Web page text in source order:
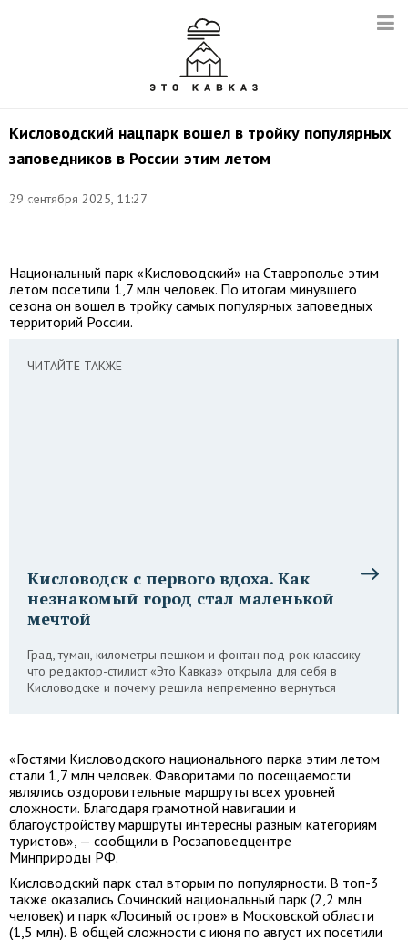
Кисловодский нацпарк вошел в тройку популярных
заповедников в России этим летом
29 сентября 2025, 11:27
Денис
Национальный парк «Кисловодский» на Ставрополье этим
летом посетили 1,7 млн человек. По итогам минувшего
сезона он вошел в тройку самых популярных заповедных
территорий России.
ЧИТАЙТЕ ТАКЖЕ
Кисловодск с первого вдоха. Как
незнакомый город стал маленькой
мечтой
Град, туман, километры пешком и фонтан под рок-классику —
что редактор-стилист «Это Кавказ» открыла для себя в
Кисловодске и почему решила непременно вернуться
«Гостями Кисловодского национального парка этим летом
стали 1,7 млн человек. Фаворитами по посещаемости
являлись оздоровительные маршруты всех уровней
сложности. Благодаря грамотной навигации и
благоустройству маршруты интересны разным категориям
туристов», — сообщили в Росзаповедцентре
Минприроды РФ.
Кисловодский парк стал вторым по популярности. В топ-3
также оказались Сочинский национальный парк (2,2 млн
человек) и парк «Лосиный остров» в Московской области
(1,5 млн). В общей сложности с июня по август их посетили